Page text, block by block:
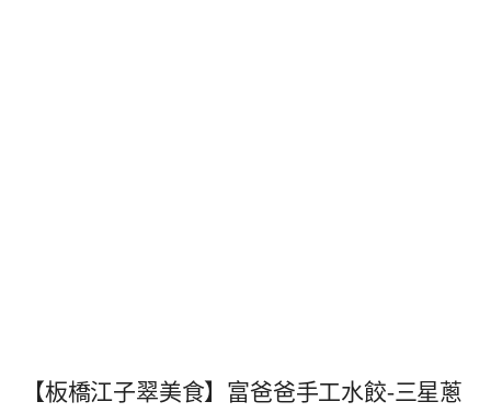
【板橋江子翠美食】富爸爸手工水餃-三星蔥